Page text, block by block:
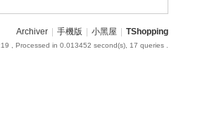
Archiver 手機版 小黑屋 TShopping
, Processed in 0.013452 second(s), 17 queries .